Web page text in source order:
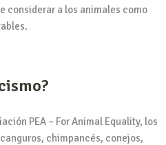
considerar a los animales como
PEA – For Animal Equality, los
chimpancés, conejos,